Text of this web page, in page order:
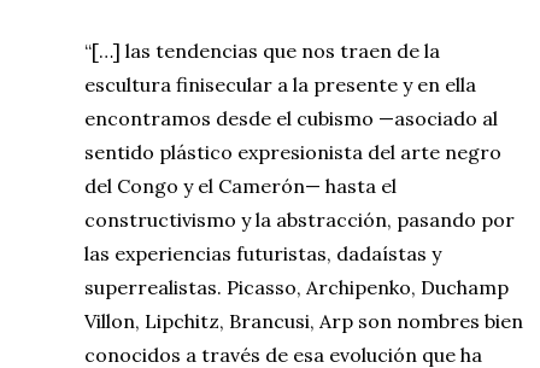
“[…] las tendencias que nos traen de la
escultura finisecular a la presente y en ella
encontramos desde el cubismo —asociado al
sentido plástico expresionista del arte negro
del Congo y el Camerón— hasta el
constructivismo y la abstracción, pasando por
las experiencias futuristas, dadaístas y
superrealistas. Picasso, Archipenko, Duchamp
Villon, Lipchitz, Brancusi, Arp son nombres bien
conocidos a través de esa evolución que ha